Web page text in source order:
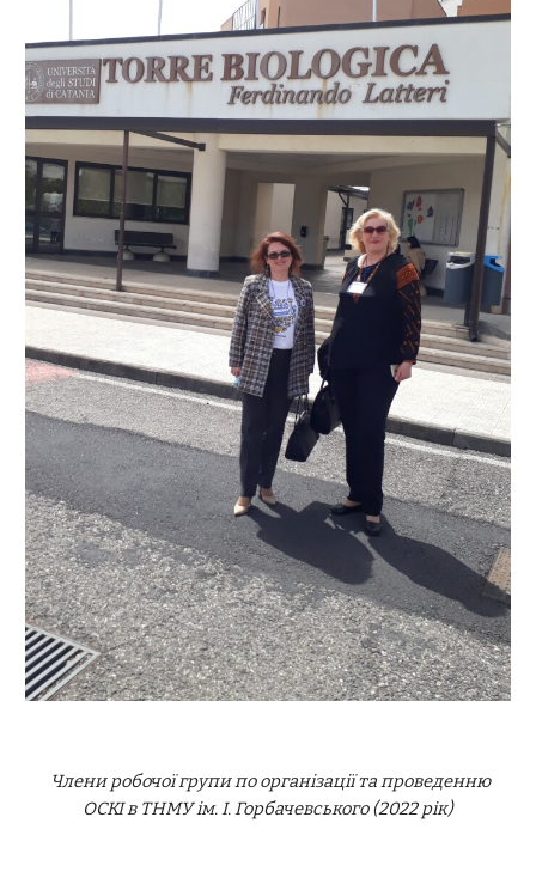
Члени робочої групи по організації та проведенню
ОСКІ в ТНМУ ім. І. Горбачевського (2022 рік)